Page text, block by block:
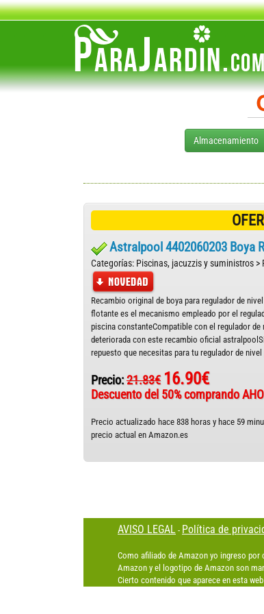
Almacenamiento
Astralpool 4402060203 Boya
Categorías: Piscinas, jacuzzis y suministros >
Recambio original de boya para regulador de
flotante es el mecanismo empleado por el
piscina constanteCompatible con el regulador de
deteriorada con este recambio oficial
repuesto que necesitas para tu regulador de
Precio:21.83€ 16.90€
Descuento del 50% comprando
Precio actualizado hace 838 horas y hace 59
precio actual en Amazon.es
AVISO LEGAL - Política de
Como afiliado de Amazon yo ingreso por
Amazon y el logotipo de Amazon son
Cierto contenido que aparece en esta